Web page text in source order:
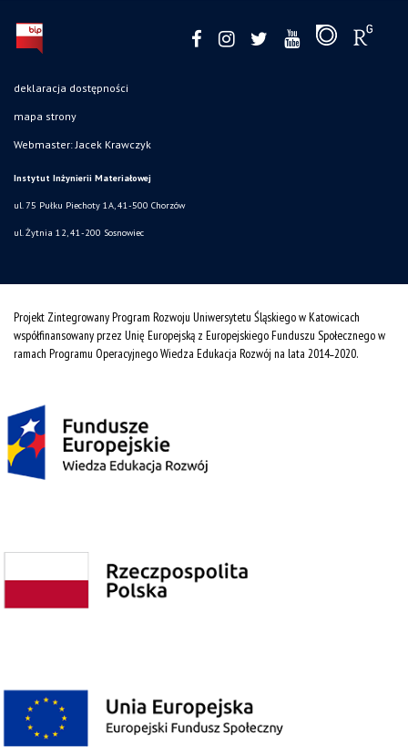
deklaracja dostępności
mapa strony
Webmaster: Jacek Krawczyk
Instytut Inżynierii Materiałowej
ul. 75 Pułku Piechoty 1A, 41-500 Chorzów
ul. Żytnia 12, 41-200 Sosnowiec
Projekt Zintegrowany Program Rozwoju Uniwersytetu Śląskiego w Katowicach
współfinansowany przez Unię Europejską z Europejskiego Funduszu Społecznego w
ramach Programu Operacyjnego Wiedza Edukacja Rozwój na lata 2014˗2020.